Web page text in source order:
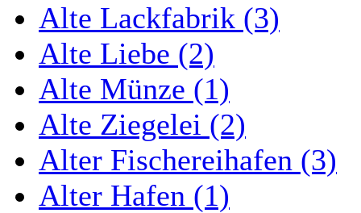
Alte Lackfabrik (3)
Alte Liebe (2)
Alte Münze (1)
Alte Ziegelei (2)
Alter Fischereihafen (3)
Alter Hafen (1)